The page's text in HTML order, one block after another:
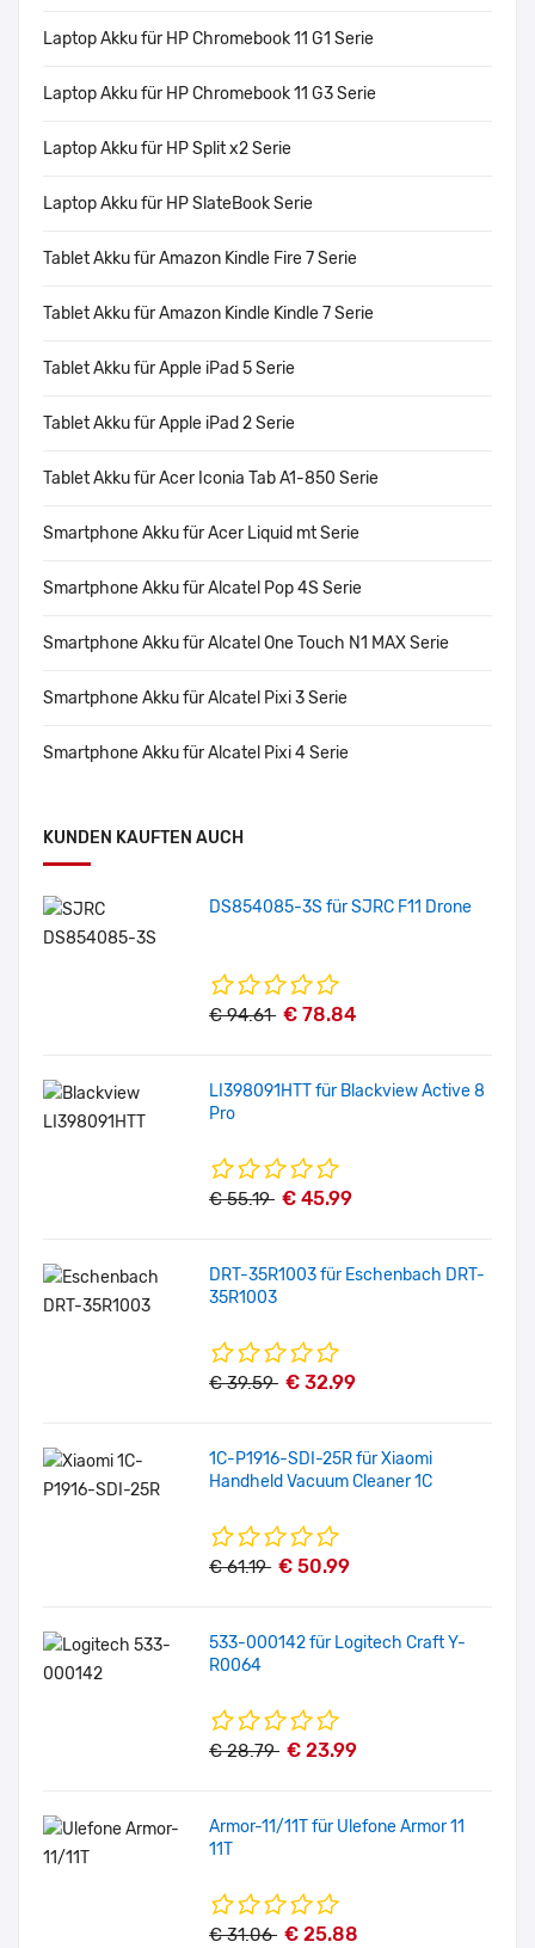
Laptop Akku für HP Chromebook 11 G1 Serie
Laptop Akku für HP Chromebook 11 G3 Serie
Laptop Akku für HP Split x2 Serie
Laptop Akku für HP SlateBook Serie
Tablet Akku für Amazon Kindle Fire 7 Serie
Tablet Akku für Amazon Kindle Kindle 7 Serie
Tablet Akku für Apple iPad 5 Serie
Tablet Akku für Apple iPad 2 Serie
Tablet Akku für Acer Iconia Tab A1-850 Serie
Smartphone Akku für Acer Liquid mt Serie
Smartphone Akku für Alcatel Pop 4S Serie
Smartphone Akku für Alcatel One Touch N1 MAX Serie
Smartphone Akku für Alcatel Pixi 3 Serie
Smartphone Akku für Alcatel Pixi 4 Serie
KUNDEN KAUFTEN AUCH
DS854085-3S für SJRC F11 Drone
€ 94.61 € 78.84
LI398091HTT für Blackview Active 8
Pro
€ 55.19 € 45.99
DRT-35R1003 für Eschenbach DRT-
35R1003
€ 39.59 € 32.99
1C-P1916-SDI-25R für Xiaomi
Handheld Vacuum Cleaner 1C
€ 61.19 € 50.99
533-000142 für Logitech Craft Y-
R0064
€ 28.79 € 23.99
Armor-11/11T für Ulefone Armor 11
11T
€ 31.06 € 25.88